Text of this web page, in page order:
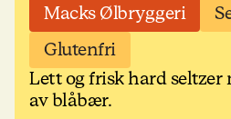
Macks Ølbryggeri
Glutenfri
Lett og frisk hard
av blåbær.